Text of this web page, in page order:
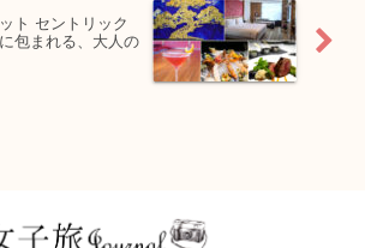
ト セントリック
包まれる、大人の